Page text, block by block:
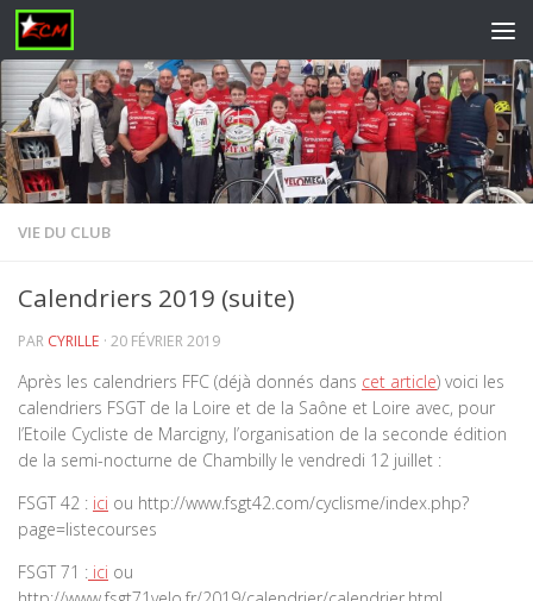
Skip to content
VIE DU CLUB
Calendriers 2019 (suite)
PAR CYRILLE · 20 FÉVRIER 2019
Après les calendriers FFC (déjà donnés dans cet article) voici les
calendriers FSGT de la Loire et de la Saône et Loire avec, pour
l’Etoile Cycliste de Marcigny, l’organisation de la seconde édition
de la semi-nocturne de Chambilly le vendredi 12 juillet :
FSGT 42 : ici ou http://www.fsgt42.com/cyclisme/index.php?
page=listecourses
FSGT 71 : ici ou